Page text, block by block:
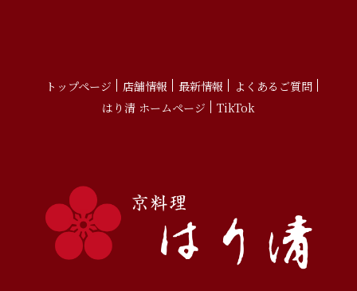
トップページ 店舗情報 最新情報
よくあるご質問
はり清 ホームページ
TikTok